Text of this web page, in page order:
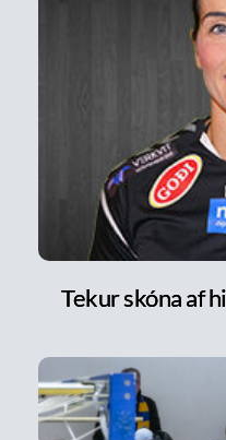
Tekur skóna af